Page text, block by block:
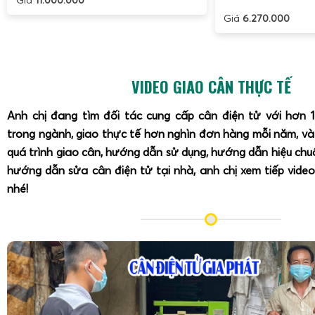
Cân điện tử Gia Phát mua bán & sửa cân điện tử 1 tấn ở
Naivà các tỉnhtoàn quốctheo mô hình dịch vụ trọn gói,
thiết kế đến lắp đặt, hiệu chuẩn, bảo trì và sửa chữa.
đào tạo bài bản về điện – điện tử, cơ khí, đo lường, có
dòng cân khác nhau từ cân công nghiệp đến cân chăn
Giá6.270.000
VIDEO GIAO CÂN THỰC TẾ
Anh chị đang tìm đối tác cung cấp cân điện tử với hơn
trong ngành, giao thực tế hơn nghìn đơn hàng mỗi năm,
quá trình giao cân, hướng dẫn sử dụng, hướng dẫn hiệu
hướng dẫn sửa cân điện tử tại nhà, anh chị xem tiếp
nhé!